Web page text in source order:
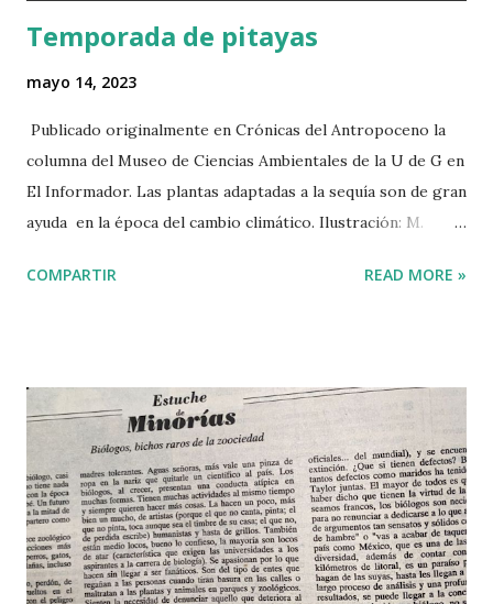
Temporada de pitayas
mayo 14, 2023
Publicado originalmente en Crónicas del Antropoceno la
columna del Museo de Ciencias Ambientales de la U de G en
El Informador. Las plantas adaptadas a la sequía son de gran
ayuda en la época del cambio climático. Ilustración: M.
particularmente severa no sólo invita a irse los fines de
deliciosas de tonos brillantes y atractivos de rojo, violeta,
rosa mexicano y amarillo. Además de endulzarnos la
primavera, la temporada de pitayas brinda oportunidades
para reflexionar sobre el origen de los alimentos y nuestra
relación con la naturaleza. Por ejemplo, ¿te has preguntado
de dónde traen las verduras y frutas que compras en el
tianguis o el supermercado y cuál es el impacto ambiental
COMPARTIR READ MORE »